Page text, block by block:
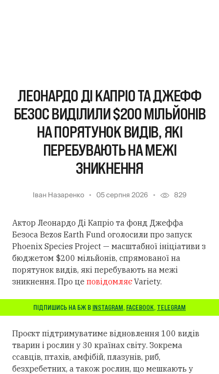
ЛЕОНАРДО ДІ КАПРІО ТА ДЖЕФФ
БЕЗОС ВИДІЛИЛИ $200 МІЛЬЙОНІВ
НА ПОРЯТУНОК ВИДІВ, ЯКІ
ПЕРЕБУВАЮТЬ НА МЕЖІ
ЗНИКНЕННЯ
Іван Назаренко 05 серпня 2026 829
Актор Леонардо Ді Капріо та фонд Джеффа
Безоса Bezos Earth Fund оголосили про запуск
Phoenix Species Project — масштабної ініціативи з
бюджетом $200 мільйонів, спрямованої на
порятунок видів, які перебувають на межі
зникнення. Про це повідомляєVariety.
ПІДПИШИСЬ НА БЖ В INSTAGRAM, FACEBOOK, TELEGRAM
Проєкт підтримуватиме відновлення 100 видів
тварин і рослин у 30 країнах світу. Зокрема
ссавців, птахів, амфібій, плазунів, риб,
безхребетних, а також рослин, що мешкають у